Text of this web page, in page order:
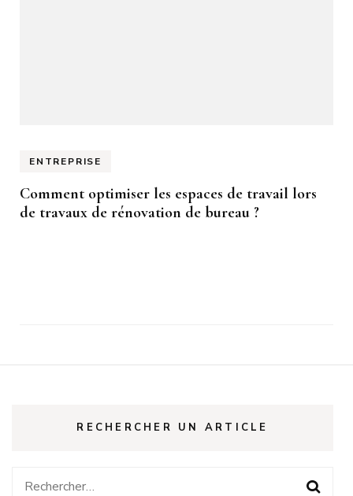
ENTREPRISE
Comment optimiser les espaces de travail lors
de travaux de rénovation de bureau ?
RECHERCHER UN ARTICLE
Rechercher :